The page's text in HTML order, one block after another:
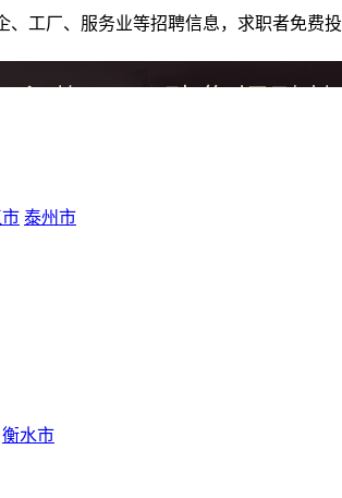
工厂、服务业等招聘信息，求职者免费
泰州市
衡水市